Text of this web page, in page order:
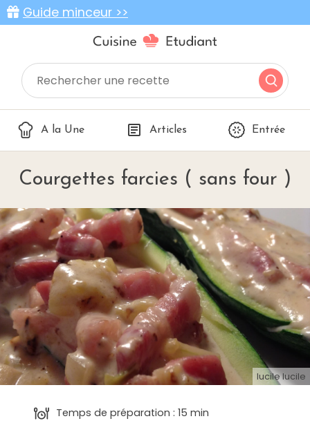
Guide minceur >>
A la Une Articles Entrée
Courgettes farcies ( sans four )
lucile lucile
Temps de préparation : 15 min